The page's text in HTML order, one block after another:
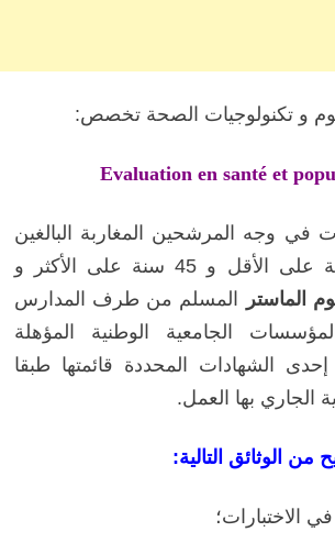
و تكنولوجيات الصحة تخصص:
Evaluation en santé et
في وجه المرشحين المغاربة البالغين
الماستر
المسلم من طرف المدارس
الجامعية الوطنية المؤهلة
الشهادات المحددة قائمتها طبقا
الجاري بها العمل.
الوثائق التالية:
الاختبارات؛